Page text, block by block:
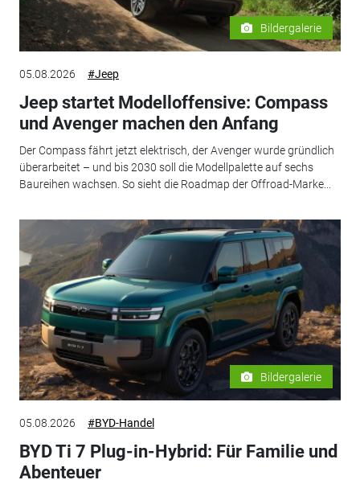
Bildergalerie
05.08.2026 #Jeep
Jeep startet Modelloffensive: Compass
und Avenger machen den Anfang
Der Compass fährt jetzt elektrisch, der Avenger wurde gründlich
überarbeitet – und bis 2030 soll die Modellpalette auf sechs
Baureihen wachsen. So sieht die Roadmap der Offroad-Marke...
Bildergalerie
05.08.2026 #BYD-Handel
BYD Ti 7 Plug-in-Hybrid: Für Familie und
Abenteuer